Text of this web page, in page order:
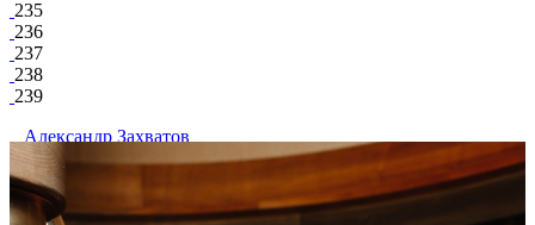
235
236
237
238
239
Александр Захватов
share
Facebook